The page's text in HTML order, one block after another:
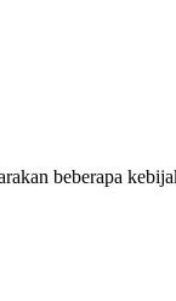
beberapa